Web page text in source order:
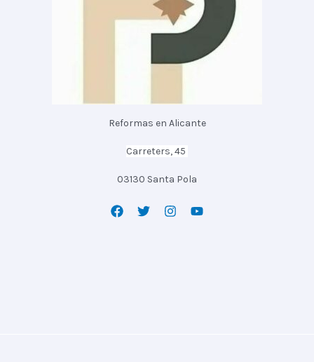
Reformas en Alicante
Carreters, 45
03130 Santa Pola